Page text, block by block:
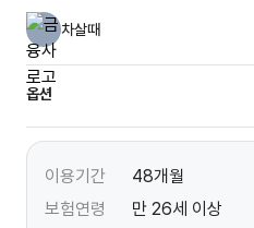
차살때
옵션
이용기간
48개월
보험연령
만 26세 이상